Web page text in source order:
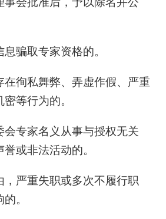
骗取专家资格的。
在徇私舞弊、弄虚作假、严重
等行为的。
会专家名义从事与授权无关
或非法活动的。
，严重失职或多次不履行职
。